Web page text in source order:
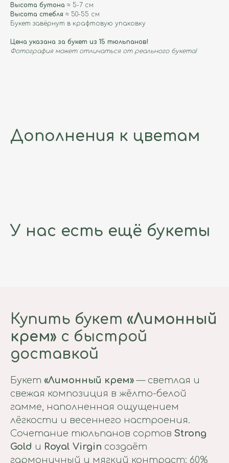
Высота бутона ≈ 5-7 см
Высота стебля ≈ 50-55 см
Букет завёрнут в крафтовую упаковку
Цена указана за букет из 15 тюльпанов!
Фотография может отличаться от реального букета!
Дополнения к цветам
У нас есть ещё букеты
Купить букет «Лимонный
крем» с быстрой
доставкой
Букет «Лимонный крем» — светлая и
свежая композиция в жёлто-белой
гамме, наполненная ощущением
лёгкости и весеннего настроения.
Сочетание тюльпанов сортов Strong
Gold и Royal Virgin создаёт
гармоничный и мягкий контраст: 60%